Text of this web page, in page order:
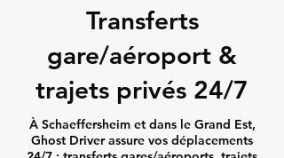
Transferts
gare/aéroport &
trajets privés 24/7
À Schaeffersheim et dans le Grand Est,
Ghost Driver assure vos déplacements